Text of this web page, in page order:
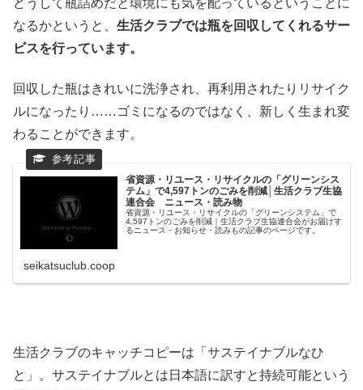
なるかというと、 生活クラブでは瓶を回収してくれるサー
ビスを行っています。
回収した瓶はきれいに洗浄され、再利用されたりリサイク
ルになったり……ゴミになるのではなく、新しく生まれ変
わることができます。
省資源・リユース・リサイクルの「グリーンシス
テム」で4,597トンのごみを削減│生活クラブ生協
連合会 ニュース・読み物
省資源・リユース・リサイクルの「グリーンシステム」で
4,597トンのごみを削減｜生活クラブ生協連合会がお届けす
るニュース・お知らせ・読みもの記事のページです。
seikatsuclub.coop
生活クラブのキャッチコピーは「サステイナブルなひ
と」。サステイナブルとは日本語に訳すと持続可能という